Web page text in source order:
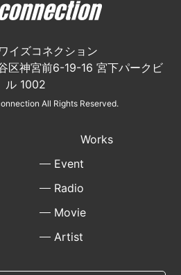
イズコネクション
区神宮前6-19-16 宮下パークビ
ル 1002
All Rights Reserved.
Works
Event
Radio
Movie
Artist